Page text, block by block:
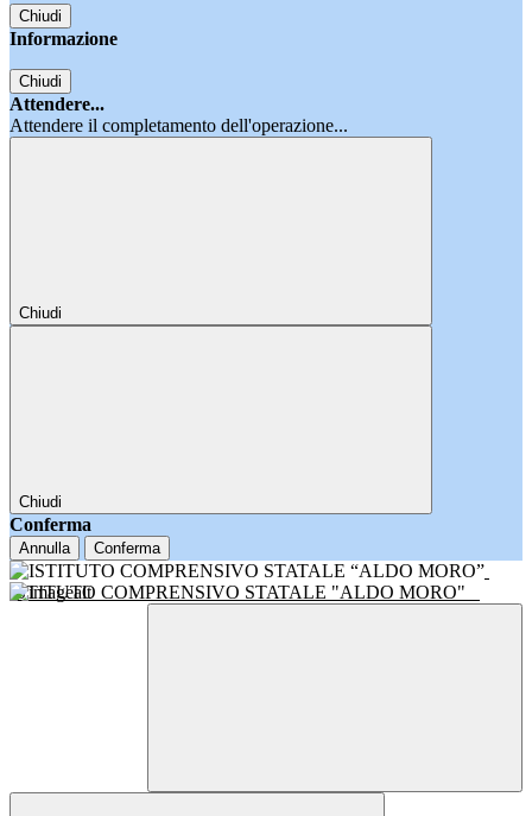
Chiudi
Informazione
Chiudi
Attendere...
Attendere il completamento dell'operazione...
Chiudi
Chiudi
Conferma
Annulla Conferma
ISTITUTO COMPRENSIVO STATALE "ALDO MORO"